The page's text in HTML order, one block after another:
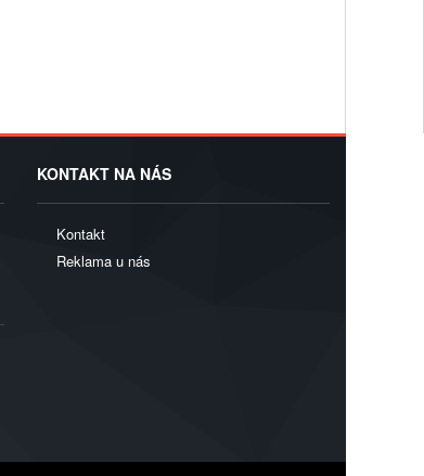
KONTAKT NA NÁS
Kontakt
Reklama u nás